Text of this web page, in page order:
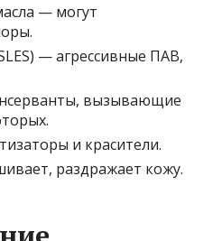
— могут
— агрессивные ПАВ,
вызывающие
и красители.
раздражает кожу.